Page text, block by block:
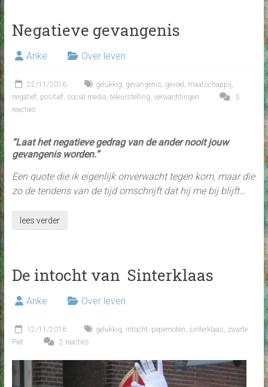
Negatieve gevangenis
Anke Over leven
22/11/2016 gelukkig gevangenis gevoel maatschappij
negatief, positief, social media teleurstelling verwachtingen
3
reacties
“Laat het negatieve gedrag van de ander nooit jouw
gevangenis worden.”
Een quote die ik eigenlijk onverwacht tegen kom, maar die
zo de tendens van de tijd omschrijft dat hij me bij blijft…
lees verder
De intocht van Sinterklaas
Anke Over leven
12/11/2016 gelukkig intocht pepernoten sinterklaas zwarte
Piet
2 reacties